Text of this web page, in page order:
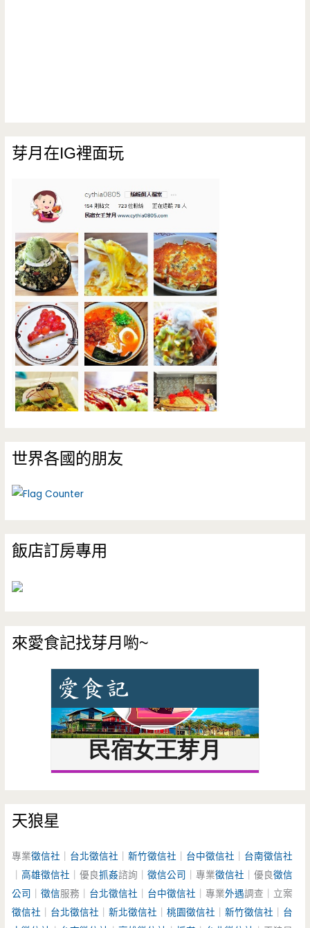
芽月在IG裡面玩
世界各國的朋友
飯店訂房專用
來愛食記找芽月喲~
天狼星
專業徵信社 台北徵信社 ｜新竹徵信社 台中徵信社
台南徵信社
｜高雄徵信社 ｜優良抓姦諮詢｜徵信公司 ｜專業徵信社 ｜優良徵信
公司 ｜徵信服務｜ 台北徵信社 台中徵信社 ｜專業外遇調查｜立案
徵信社
台北徵信社 ｜新北徵信社 ｜桃園徵信社 ｜新竹徵信社
台